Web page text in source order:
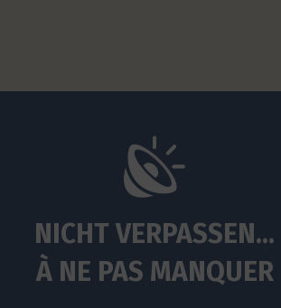
NICHT VERPASSEN...
À NE PAS MANQUER